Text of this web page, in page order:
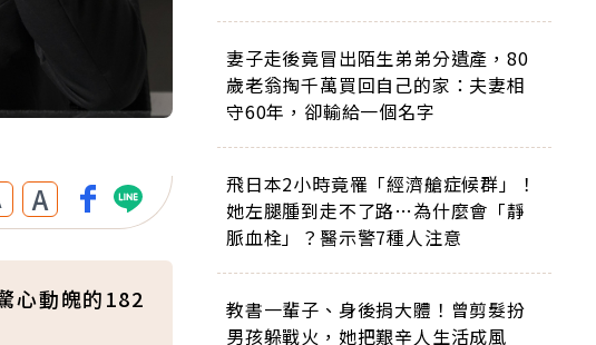
A
心動魄的182
妻子走後竟冒出陌生弟弟分遺產，80
歲老翁掏千萬買回自己的家：夫妻相
守60年，卻輸給一個名字
飛日本2小時竟罹「經濟艙症候群」！
她左腿腫到走不了路…為什麼會「靜
脈血栓」？醫示警7種人注意
教書一輩子、身後捐大體！曾剪髮扮
男孩躲戰火，她把艱辛人生活成風